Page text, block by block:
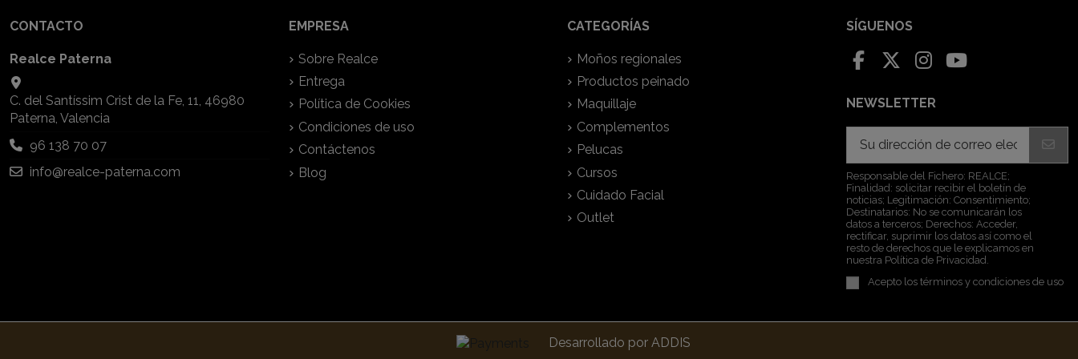
CONTACTO
Realce Paterna
C. del Santíssim Crist de la Fe, 11, 46980
Paterna, Valencia
96 138 70 07
info@realce-paterna.com
EMPRESA
Sobre Realce
Entrega
Política de Cookies
Condiciones de uso
Contáctenos
Blog
CATEGORÍAS
Moños regionales
Productos peinado
Maquillaje
Complementos
Pelucas
Cursos
Cuidado Facial
Outlet
SÍGUENOS
NEWSLETTER
Responsable del Fichero: REALCE;
Finalidad: solicitar recibir el boletín de
noticias; Legitimación: Consentimiento;
Destinatarios: No se comunicarán los
datos a terceros; Derechos: Acceder,
rectificar, suprimir los datos así como el
resto de derechos que le explicamos en
nuestra Política de Privacidad.
Acepto lostérminos y condiciones de uso
Desarrollado por ADDIS